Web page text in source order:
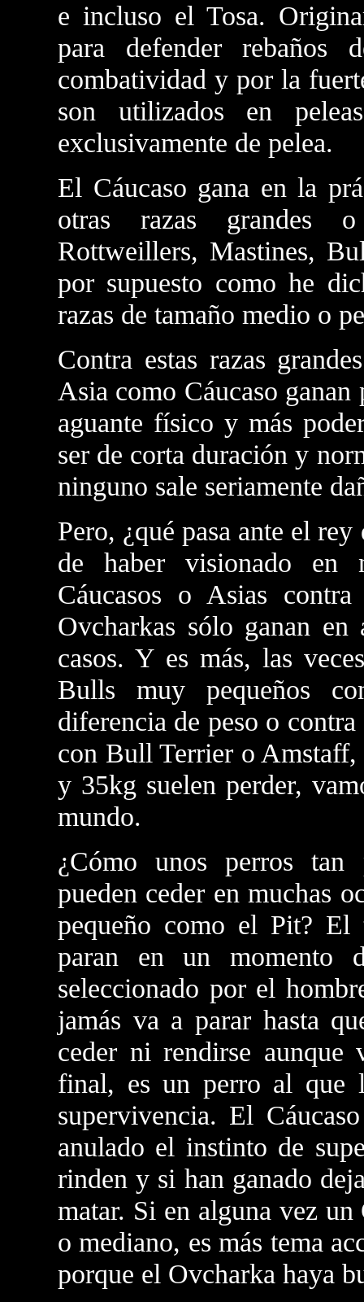
e incluso el Tosa.
para defender rebaños
combatividad y por la
son utilizados en
exclusivamente de pelea.
El Cáucaso gana en la
otras razas grandes
Rottweillers, Mastines,
por supuesto como he
razas de tamaño medio o
Contra estas razas
Asia como Cáucaso
aguante físico y más
ser de corta duración y
ninguno sale seriamente
Pero, ¿qué pasa ante el
de haber visionado en
Cáucasos o Asias
Ovcharkas sólo ganan
casos. Y es más, las
Bulls muy pequeños
diferencia de peso o
con Bull Terrier o
y 35kg suelen perder,
mundo.
¿Cómo unos perros tan
pueden ceder en muchas
pequeño como el Pit? El
paran en un
seleccionado por el
jamás va a parar hasta
ceder ni rendirse aunque
final, es un perro al que
supervivencia. El
anulado el instinto de
rinden y si han ganado
matar. Si en alguna vez un
o mediano, es más tema
porque el Ovcharka haya